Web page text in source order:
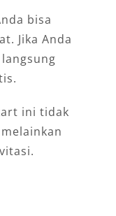
bisa
Jika Anda
ini tidak